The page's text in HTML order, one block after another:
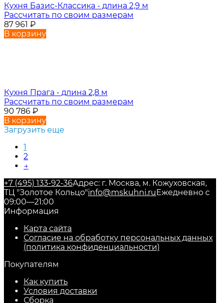
Кухня Базис-Классика - длина 2,9 м
Рассчитать по своим размерам
87 961 ₽
В корзину
Кухня Прага - длина 2,8 м
Рассчитать по своим размерам
90 786 ₽
В корзину
Загрузить еще
1
2
→
+7 (495) 133-92-36Адрес: г. Москва, м. Кожуховская,
ТЦ "Золотое Кольцо"info@mskuhni.ruЕжедневно с
09:00—21:00
Информация
Карта сайта
Согласие на обработку персональных данных
(политика конфиденциальности)
Покупателям
Как купить
Условия доставки
Сборка